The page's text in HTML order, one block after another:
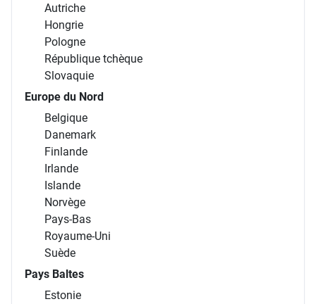
Autriche
Hongrie
Pologne
République tchèque
Slovaquie
Europe du Nord
Belgique
Danemark
Finlande
Irlande
Islande
Norvège
Pays-Bas
Royaume-Uni
Suède
Pays Baltes
Estonie